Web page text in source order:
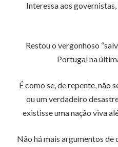
Interessa aos
Restou o vergonhoso
Portugal na
É como se, de repente, não
ou um verdadeiro
existisse uma nação viva
Não há mais argumentos